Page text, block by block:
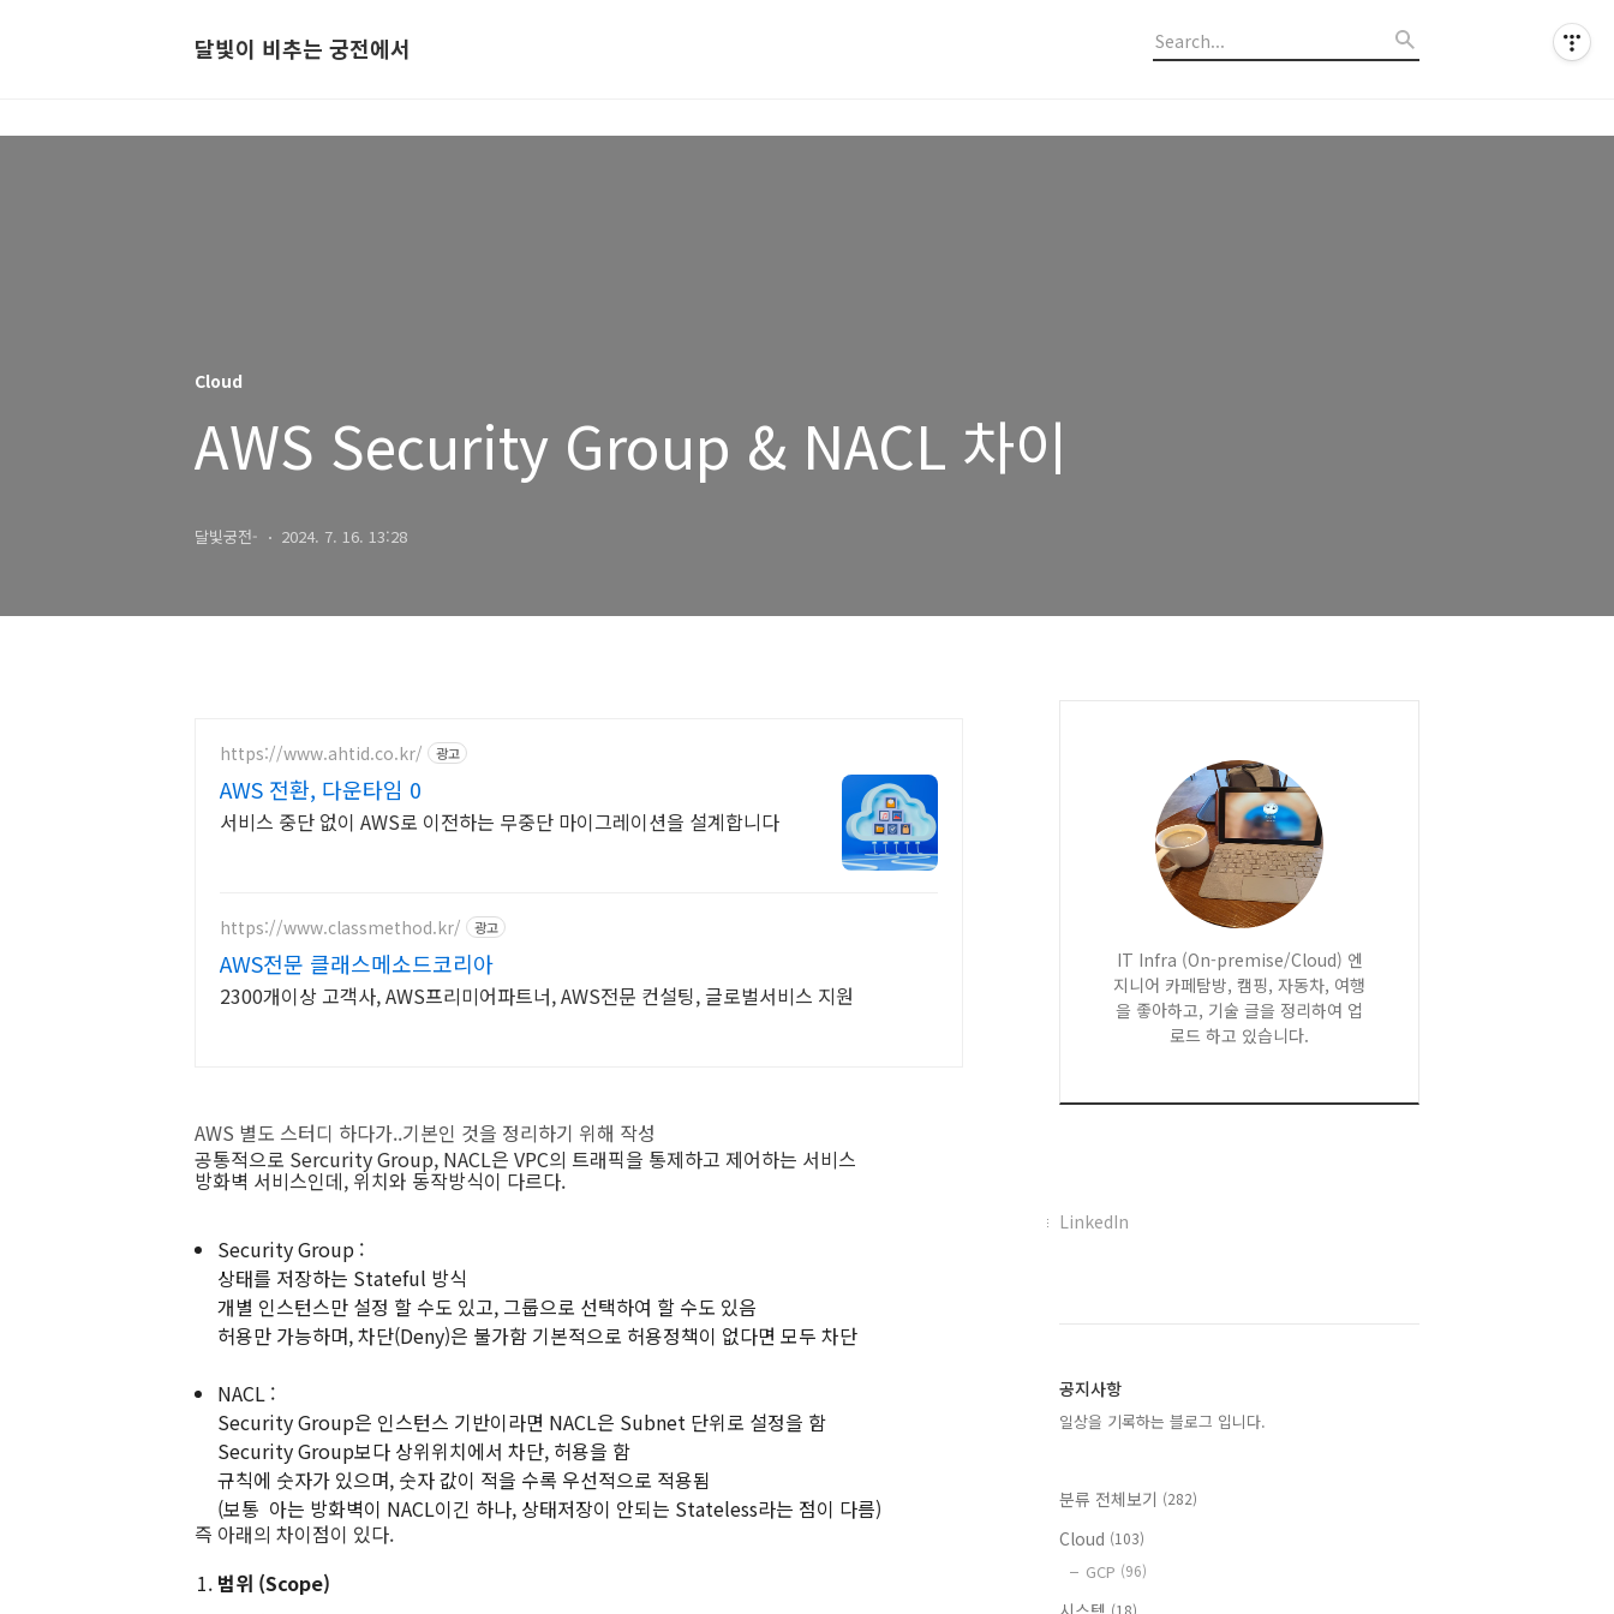
달빛이 비추는 궁전에서
Cloud
AWS Security Group & NACL 차이
달빛궁전- 2024. 7. 16. 13:28
https://www.ahtid.co.kr/ 광고
AWS 전환, 다운타임 0
서비스 중단 없이 AWS로 이전하는 무중단 마이그레이션을 설계합니다
https://www.classmethod.kr/ 광고
AWS전문 클래스메소드코리아
2300개이상 고객사, AWS프리미어파트너, AWS전문 컨설팅, 글로벌서비스 지원
AWS 별도 스터디 하다가..기본인 것을 정리하기 위해 작성
공통적으로 Sercurity Group, NACL은 VPC의 트래픽을 통제하고 제어하는 서비스
방화벽 서비스인데, 위치와 동작방식이 다르다.
Security Group :
상태를 저장하는 Stateful 방식
개별 인스턴스만 설정 할 수도 있고, 그룹으로 선택하여 할 수도 있음
허용만 가능하며, 차단(Deny)은 불가함 기본적으로 허용정책이 없다면 모두 차단
NACL :
Security Group은 인스턴스 기반이라면 NACL은 Subnet 단위로 설정을 함
Security Group보다 상위위치에서 차단, 허용을 함
규칙에 숫자가 있으며, 숫자 값이 적을 수록 우선적으로 적용됨
(보통 아는 방화벽이 NACL이긴 하나, 상태저장이 안되는 Stateless라는 점이 다름)
즉 아래의 차이점이 있다.
범위 (Scope)
IT Infra (On-premise/Cloud) 엔
지니어 카페탐방, 캠핑, 자동차, 여행
을 좋아하고, 기술 글을 정리하여 업
로드 하고 있습니다.
페
플
러
그
LinkedIn
공지사항
일상을 기록하는 블로그 입니다.
분류 전체보기 (282)
Cloud (103)
GCP (96)
(18)